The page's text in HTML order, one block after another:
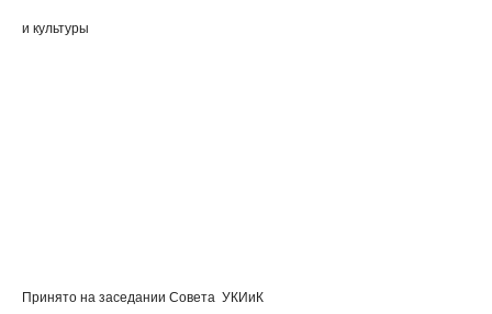
и культуры
Принято на заседании Совета УКИиК